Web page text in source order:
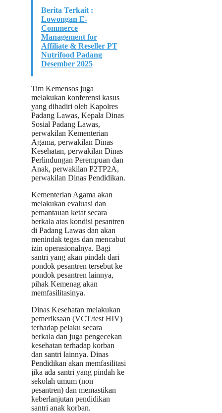
Berita Terkait :
Lowongan E-
Commerce
Management for
Affiliate & Reseller PT
Nutrifood Padang
Desember 2025
Tim Kemensos juga
melakukan konferensi kasus
yang dihadiri oleh Kapolres
Padang Lawas, Kepala Dinas
Sosial Padang Lawas,
perwakilan Kementerian
Agama, perwakilan Dinas
Kesehatan, perwakilan Dinas
Perlindungan Perempuan dan
Anak, perwakilan P2TP2A,
perwakilan Dinas Pendidikan.
Kementerian Agama akan
melakukan evaluasi dan
pemantauan ketat secara
berkala atas kondisi pesantren
di Padang Lawas dan akan
menindak tegas dan mencabut
izin operasionalnya. Bagi
santri yang akan pindah dari
pondok pesantren tersebut ke
pondok pesantren lainnya,
pihak Kemenag akan
memfasilitasinya.
Dinas Kesehatan melakukan
pemeriksaan (VCT/test HIV)
terhadap pelaku secara
berkala dan juga pengecekan
kesehatan terhadap korban
dan santri lainnya. Dinas
Pendidikan akan memfasilitasi
jika ada santri yang pindah ke
sekolah umum (non
pesantren) dan memastikan
keberlanjutan pendidikan
santri anak korban.